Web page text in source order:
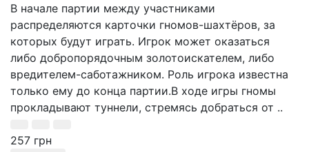
В начале партии между участниками
распределяются карточки гномов-шахтёров, за
которых будут играть. Игрок может оказаться
либо добропорядочным золотоискателем, либо
вредителем-саботажником. Роль игрока известна
только ему до конца партии.В ходе игры гномы
прокладывают туннели, стремясь добраться от ..
257 грн